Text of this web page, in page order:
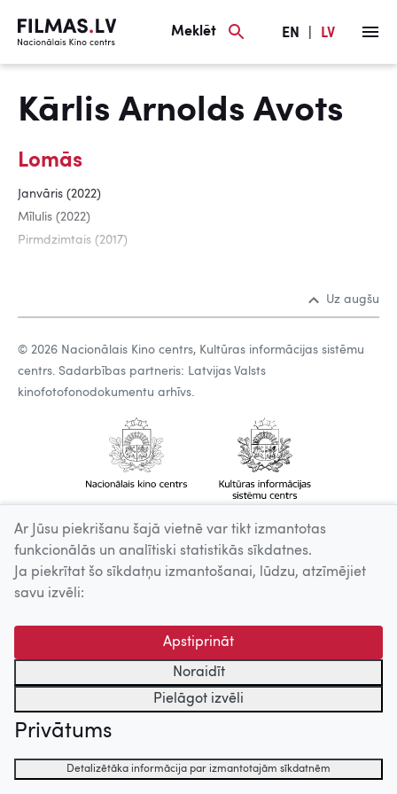
Meklēt EN LV
Kārlis Arnolds Avots
Lomās
Janvāris (2022)
Mīlulis (2022)
Pirmdzimtais (2017)
Uz augšu
© 2026 Nacionālais Kino centrs, Kultūras informācijas sistēmu
centrs. Sadarbības partneris: Latvijas Valsts
kinofotofonodokumentu arhīvs.
Ar Jūsu piekrišanu šajā vietnē var tikt izmantotas
funkcionālās un analītiski statistikās sīkdatnes.
Ja piekrītat šo sīkdatņu izmantošanai, lūdzu, atzīmējiet
savu izvēli:
Apstiprināt
Noraidīt
Pielāgot izvēli
Privātums
Detalizētāka informācija par izmantotajām sīkdatnēm